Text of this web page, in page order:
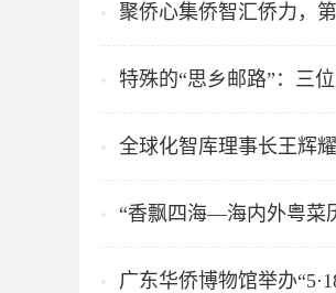
聚侨心集侨智汇侨力，
特殊的“思乡邮路”：三
全球化智库理事长王辉
“香飘四海—海内外粤菜
广东华侨博物馆举办